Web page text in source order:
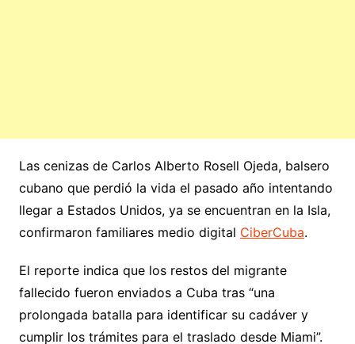
Las cenizas de Carlos Alberto Rosell Ojeda, balsero
cubano que perdió la vida el pasado año intentando
llegar a Estados Unidos, ya se encuentran en la Isla,
confirmaron familiares medio digital CiberCuba.
El reporte indica que los restos del migrante
fallecido fueron enviados a Cuba tras “una
prolongada batalla para identificar su cadáver y
cumplir los trámites para el traslado desde Miami”.